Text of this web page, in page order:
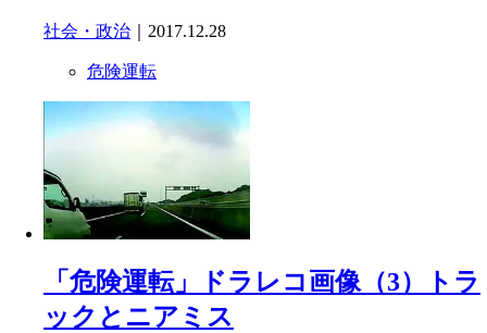
社会・政治 ｜2017.12.28
危険運転
「危険運転」ドラレコ画像（3）トラ
ックとニアミス